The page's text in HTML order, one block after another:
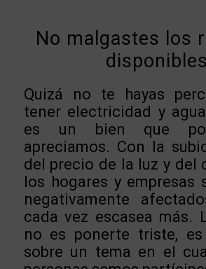
No malgastes los
disponibles
Quizá no te hayas
tener electricidad y
es un bien que
apreciamos. Con la
del precio de la luz y del
los hogares y empresas
negativamente
cada vez escasea más.
no es ponerte triste, es
sobre un tema en el